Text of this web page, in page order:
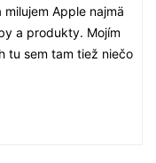
Apple najmä
a produkty. Mojím
tu sem tam tiež niečo